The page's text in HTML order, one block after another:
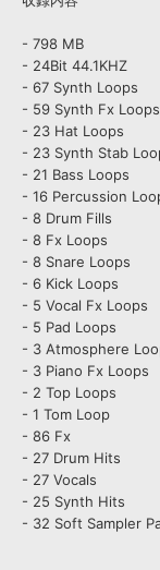
- 798 MB
- 24Bit 44.1KHZ
- 67 Synth Loops
- 59 Synth Fx Loops
- 23 Hat Loops
- 23 Synth Stab
- 21 Bass Loops
- 16 Percussion
- 8 Drum Fills
- 8 Fx Loops
- 8 Snare Loops
- 6 Kick Loops
- 5 Vocal Fx Loops
- 5 Pad Loops
- 3 Atmosphere
- 3 Piano Fx Loops
- 2 Top Loops
- 1 Tom Loop
- 86 Fx
- 27 Drum Hits
- 27 Vocals
- 25 Synth Hits
- 32 Soft Sampler